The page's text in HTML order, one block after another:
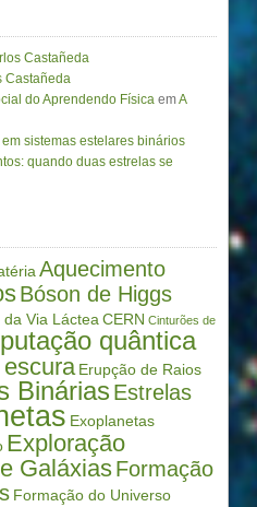
Castañeda
Castañeda
do Aprendendo Física emA
sistemas estelares binários
quando duas estrelas se
Aquecimento
Bóson de Higgs
da Via Láctea CERN Cinturões de
quântica
Erupção de Raios
Binárias Estrelas
Exoplanetas
Exploração
GaláxiasFormação
Formação do Universo